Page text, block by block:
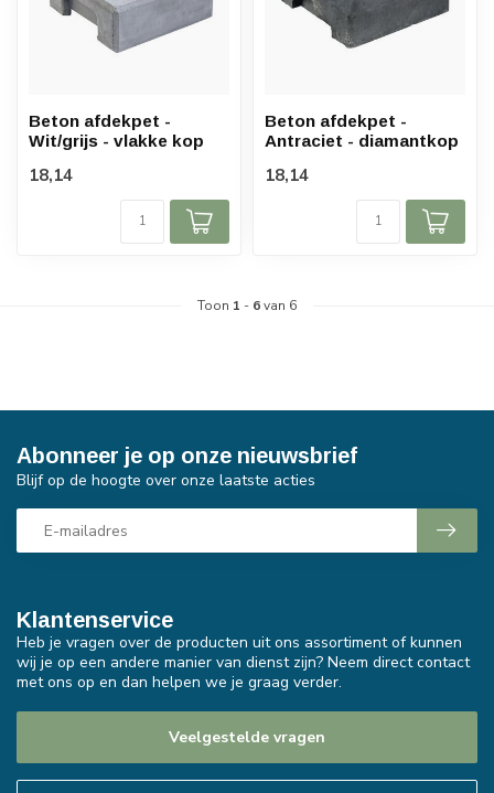
Beton afdekpet -
Wit/grijs - vlakke kop
18,14
Beton afdekpet -
Antraciet - diamantkop
18,14
Toon 1 - 6van 6
Klantenservice
Heb je vragen over de producten uit ons assortiment of kunnen
wij je op een andere manier van dienst zijn? Neem direct contact
met ons op en dan helpen we je graag verder.
Veelgestelde vragen
Abonneer je op onze nieuwsbrief
Blijf op de hoogte over onze laatste acties